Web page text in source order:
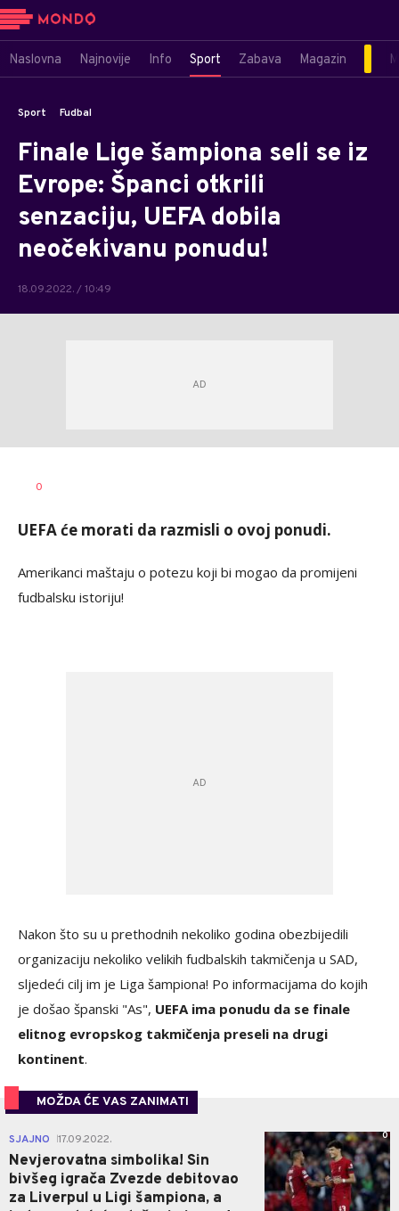
Naslovna Najnovije Info Sport Zabava Magazin
Sport Fudbal
Finale Lige šampiona seli se iz
Evrope: Španci otkrili
senzaciju, UEFA dobila
neočekivanu ponudu!
18.09.2022. / 10:49
AUTOR
0
UEFA će morati da razmisli o ovoj ponudi.
Amerikanci maštaju o potezu koji bi mogao da promijeni
fudbalsku istoriju!
Nakon što su u prethodnih nekoliko godina obezbijedili
organizaciju nekoliko velikih fudbalskih takmičenja u SAD,
sljedeći cilj im je Liga šampiona! Po informacijama do kojih
je došao španski "As", UEFA ima ponudu da se finale
elitnog evropskog takmičenja preseli na drugi
kontinent.
MOŽDA ĆE VAS ZANIMATI
SJAJNO 17.09.2022.
Nevjerovatna simbolika! Sin
bivšeg igrača Zvezde debitovao
za Liverpul u Ligi šampiona, a
0